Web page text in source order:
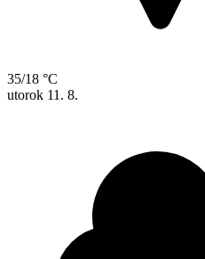
35/18 °C
utorok 11. 8.